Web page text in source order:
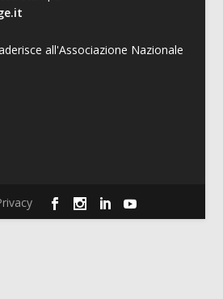
all'Associazione Nazionale